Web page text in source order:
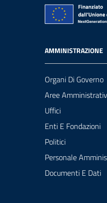
AMMINISTRAZIONE
Organi Di Governo
Aree
Uffici
Enti E Fondazioni
Politici
Personale
Documenti E Dati